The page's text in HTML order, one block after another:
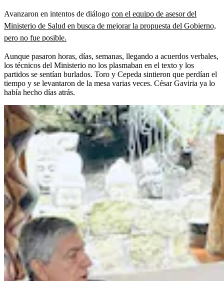
Avanzaron en intentos de diálogo con el equipo de asesor del
Ministerio de Salud en busca de mejorar la propuesta del Gobierno,
pero no fue posible.
Aunque pasaron horas, días, semanas, llegando a acuerdos verbales,
los técnicos del Ministerio no los plasmaban en el texto y los
partidos se sentían burlados. Toro y Cepeda sintieron que perdían el
tiempo y se levantaron de la mesa varias veces. César Gaviria ya lo
había hecho días atrás.